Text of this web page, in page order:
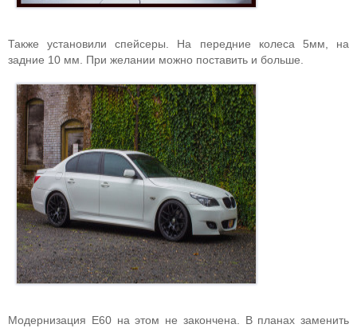
Также установили спейсеры. На передние колеса 5мм, на
задние 10 мм. При желании можно поставить и больше.
Модернизация Е60 на этом не закончена. В планах заменить